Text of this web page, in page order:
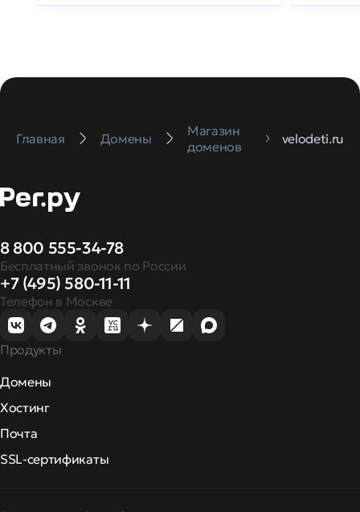
Главная Домены
Магазин
доменов
velodeti.ru
8 800 555-34-78
Бесплатный звонок по России
+7 (495) 580-11-11
Телефон в Москве
Продукты
Домены
Хостинг
Почта
SSL-сертификаты